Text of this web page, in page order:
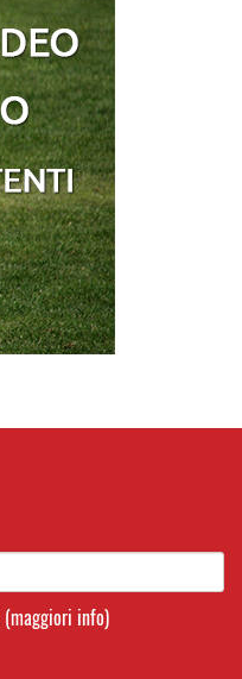
(maggiori info)